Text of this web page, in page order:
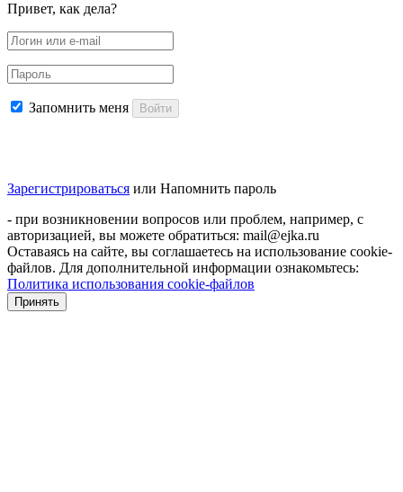
Привет, как дела?
Запомнить меня Войти
Зарегистрироваться или Напомнить пароль
- при возникновении вопросов или проблем, например, с
авторизацией, вы можете обратиться: mail@ejka.ru
Оставаясь на сайте, вы соглашаетесь на использование cookie-
файлов. Для дополнительной информации ознакомьтесь:
Политика использования cookie-файлов
Принять